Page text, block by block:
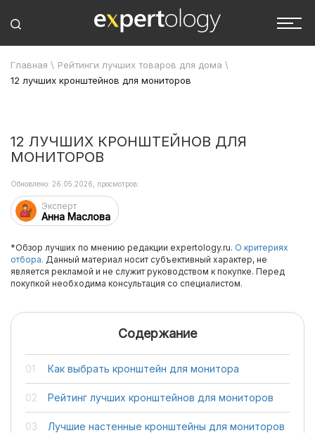
Главная \ Рейтинги лучших товаров для дома \
12 лучших кронштейнов для мониторов
12 ЛУЧШИХ КРОНШТЕЙНОВ ДЛЯ
МОНИТОРОВ
Эксперт
Анна Маслова
Обновлено: 26.05.2026, просмотров:
*Обзор лучших по мнению редакции expertology.ru. О критериях
отбора. Данный материал носит субъективный характер, не
является рекламой и не служит руководством к покупке. Перед
покупкой необходима консультация со специалистом.
Содержание
Как выбрать кронштейн для монитора
Рейтинг лучших кронштейнов для мониторов
Лучшие настенные кронштейны для мониторов